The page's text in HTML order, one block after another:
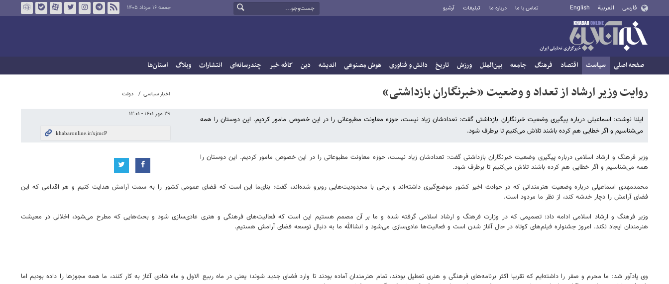
فارسی العربية English تماس با ما درباره ما تبلیغات آرشیو جمعه ۱۶ مرداد ۱۴۰۵
صفحه اصلی سیاست اقتصاد فرهنگ جامعه بین‌الملل ورزش تاریخ دانش و فناوری هوش مصنوعی اندیشه دین کافه خبر چندرسانه‌ای انتشارات وبلاگ استان‌ها
اخبار سیاسی دولت
۲۹ مهر ۱۴۰۱ - ۱۲:۰۱
روایت وزیر ارشاد از تعداد و وضعیت «خبرنگاران بازداشتی»
ایلنا نوشت: اسماعیلی درباره پیگیری وضعیت خبرنگاران بازداشتی گفت: تعدادشان زیاد نیست، حوزه معاونت مطبوعاتی را در این خصوص مامور کردیم. این دوستان را همه
می‌شناسیم و اگر خطایی هم کرده باشند تلاش می‌کنیم تا برطرف شود.
وزیر فرهنگ و ارشاد اسلامی درباره پیگیری وضعیت خبرنگاران بازداشتی گفت: تعدادشان زیاد نیست، حوزه معاونت مطبوعاتی را در این خصوص مامور کردیم. این دوستان را
همه می‌شناسیم و اگر خطایی هم کرده باشند تلاش می‌کنیم تا برطرف شود.
محمدمهدی اسماعیلی درباره وضعیت هنرمندانی که در حوادث اخیر کشور موضع‌گیری داشته‌اند و برخی با محدودیت‌هایی روبرو شده‌اند، گفت: بنای‌ما این است که فضای عمومی کشور را به سمت آرامش هدایت کنیم و هر اقدامی که این
فضای آرامش را دچار خدشه کند، از نظر ما مردود است.
وزیر فرهنگ و ارشاد اسلامی ادامه داد: تصمیمی که در وزارت فرهنگ و ارشاد اسلامی ‌گرفته شده و ما بر آن مصمم هستیم این است که فعالیت‌های فرهنگی و هنری عادی‌سازی شود و بحث‌هایی که مطرح می‌شود، اخلالی در معیشت
هنرمندان ایجاد نکند. امروز جشنواره فیلم‌های کوتاه در حال آغاز شدن است و فعالیت‌ها عادی‌سازی می‌شود و انشاالله ما به دنبال توسعه فضای آرامش هستیم.
وی یادآور شد: ما محرم و صفر را داشته‌ایم که تقریبا اکثر برنامه‌های فرهنگی و هنری تعطیل بودند، تمام هنرمندان آماده بودند تا وارد فضای جدید شوند؛ یعنی در ماه ربیع الاول و ماه شادی آغاز به کار کنند، ما همه مجوزها را داده بودیم اما